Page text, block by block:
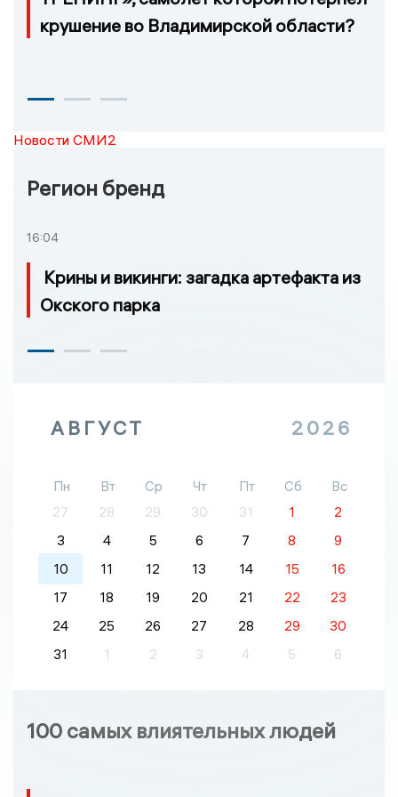
крушение во Владимирской области?
Новости СМИ2
Регион бренд
16:04
Крины и викинги: загадка артефакта из
Окского парка
АВГУСТ 2026
Пн Вт Ср Чт Пт Сб
Вс
27
28 29 30 31 1
2
3
4 5 6 7 8
9
10
11 12 13 14 15
16
17
18 19 20 21 22
23
24
25 26 27 28 29
30
31
1 2 3 4 5 6
100 самых влиятельных людей